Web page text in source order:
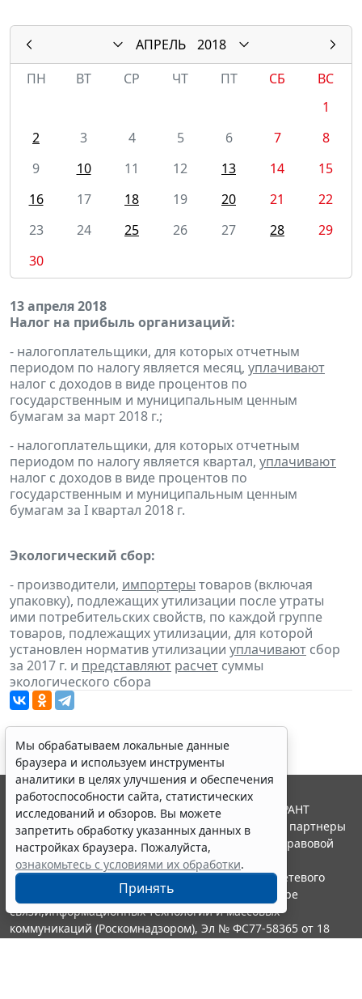
АПРЕЛЬ
2018
ПН
ВТ СР ЧТ ПТ СБ
ВС
1
2
3 4 5 6 7
8
9
10 11 12 13 14
15
16
17 18 19 20 21
22
23
24 25 26 27 28
29
30
13 апреля 2018
Налог на прибыль организаций:
- налогоплательщики, для которых отчетным
периодом по налогу является месяц, уплачивают
налог с доходов в виде процентов по
государственным и муниципальным ценным
бумагам за март 2018 г.;
- налогоплательщики, для которых отчетным
периодом по налогу является квартал, уплачивают
налог с доходов в виде процентов по
государственным и муниципальным ценным
бумагам за I квартал 2018 г.
Экологический сбор:
- производители, импортеры товаров (включая
упаковку), подлежащих утилизации после утраты
ими потребительских свойств, по каждой группе
товаров, подлежащих утилизации, для которой
установлен норматив утилизации уплачивают сбор
за 2017 г. и представляют расчет суммы
экологического сбора
Мы обрабатываем локальные данные
браузера и используем инструменты
аналитики в целях улучшения и обеспечения
работоспособности сайта, статистических
исследований и обзоров. Вы можете
запретить обработку указанных данных в
настройках браузера. Пожалуйста,
ознакомьтесь с условиями их обработки.
Принять
© ООО "НПП "ГАРАНТ-СЕРВИС", 2026. Система ГАРАНТ
выпускается с 1990 года. Компания "Гарант" и ее партнеры
являются участниками Российской ассоциации правовой
информации ГАРАНТ.
Портал ГАРАНТ.РУ зарегистрирован в качестве сетевого
издания Федеральной службой по надзору в сфере
связи,информационных технологий и массовых
коммуникаций (Роскомнадзором), Эл № ФС77-58365 от 18